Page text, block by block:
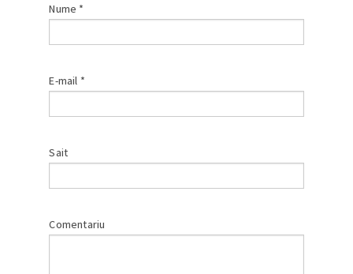
Nume *
E-mail *
Sait
Comentariu